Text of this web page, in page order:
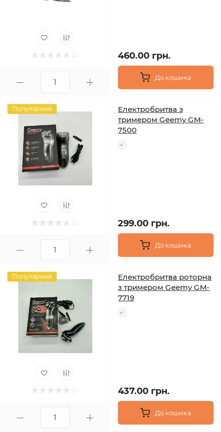
460.00 грн.
До кошика
Популярний
Електробритва з
тримером Geemy GM-
7500
299.00 грн.
До кошика
Популярний
Електробритва роторна
з тримером Geemy GM-
7719
437.00 грн.
До кошика